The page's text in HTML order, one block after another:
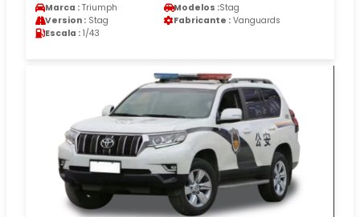
Marca : Triumph Modelos :Stag
Version : Stag Fabricante : Vanguards
Escala : 1/43